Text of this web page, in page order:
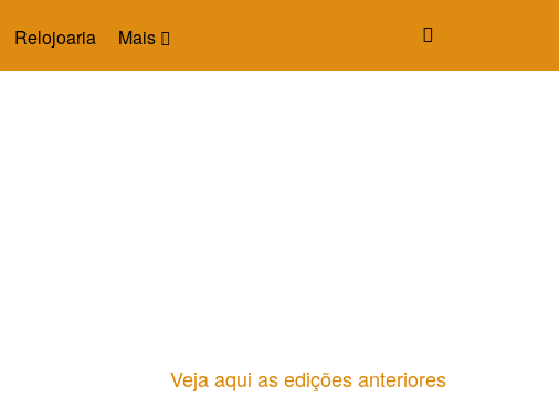
Mais
Relojoaria
Veja aqui as edições anteriores